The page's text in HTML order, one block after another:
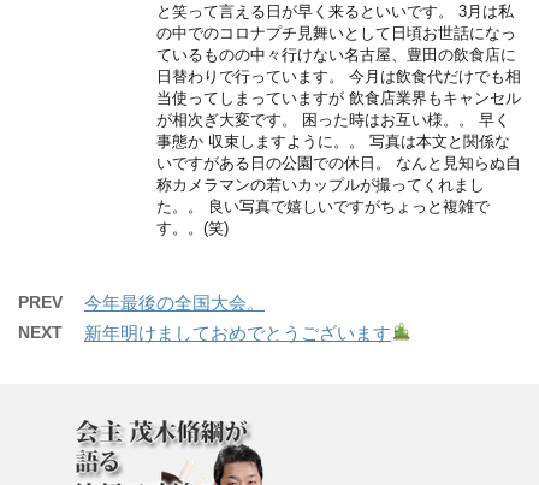
と笑って言える日が早く来るといいです。 3月は私
の中でのコロナプチ見舞いとして日頃お世話になっ
ているものの中々行けない名古屋、豊田の飲食店に
日替わりで行っています。 今月は飲食代だけでも相
当使ってしまっていますが 飲食店業界もキャンセル
が相次ぎ大変です。 困った時はお互い様。。 早く
事態か 収束しますように。。 写真は本文と関係な
いですがある日の公園での休日。 なんと見知らぬ自
称カメラマンの若いカップルが撮ってくれまし
た。。 良い写真で嬉しいですがちょっと複雑で
す。。(笑)
PREV 今年最後の全国大会。
NEXT 新年明けましておめでとうございます